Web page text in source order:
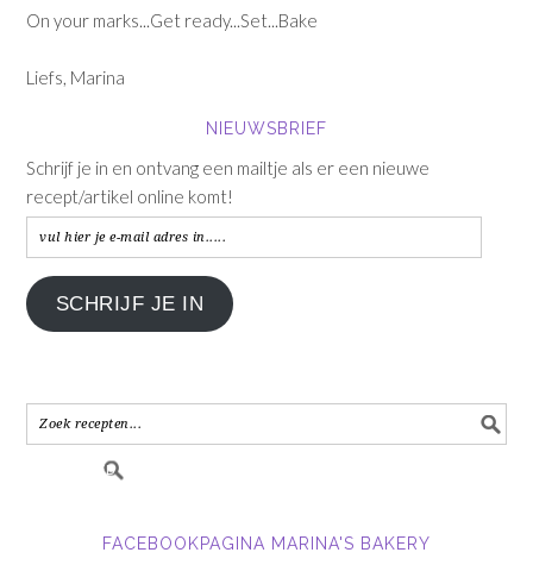
On your marks...Get ready...Set...Bake
Liefs, Marina
NIEUWSBRIEF
Schrijf je in en ontvang een mailtje als er een nieuwe
recept/artikel online komt!
vul
hier
je
e-
in.....
SCHRIJF JE IN
FACEBOOKPAGINA MARINA'S BAKERY